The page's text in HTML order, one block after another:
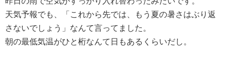
天気予報でも、「これから先では、もう夏の暑さはぶり返
さないでしょう」なんて言ってました。
朝の最低気温がひと桁なんて日もあるくらいだし。